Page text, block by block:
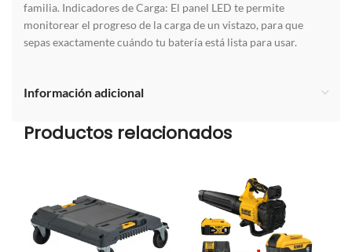
familia. Indicadores de Carga: El panel LED te permite
monitorear el progreso de la carga de un vistazo, para que
sepas exactamente cuándo tu batería está lista para usar.
Información adicional
Productos relacionados